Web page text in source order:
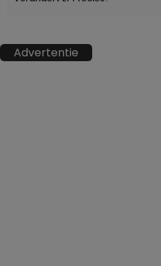
Advertentie